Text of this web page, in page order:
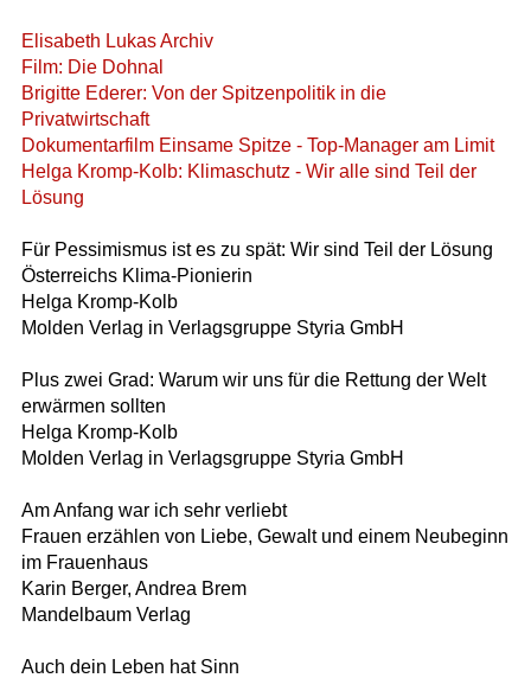
Elisabeth Lukas Archiv
Film: Die Dohnal
Brigitte Ederer: Von der Spitzenpolitik in die
Privatwirtschaft
Dokumentarfilm Einsame Spitze - Top-Manager am Limit
Helga Kromp-Kolb: Klimaschutz - Wir alle sind Teil der
Lösung
Für Pessimismus ist es zu spät: Wir sind Teil der Lösung
Österreichs Klima-Pionierin
Helga Kromp-Kolb
Molden Verlag in Verlagsgruppe Styria GmbH
Plus zwei Grad: Warum wir uns für die Rettung der Welt
erwärmen sollten
Helga Kromp-Kolb
Molden Verlag in Verlagsgruppe Styria GmbH
Am Anfang war ich sehr verliebt
Frauen erzählen von Liebe, Gewalt und einem Neubeginn
im Frauenhaus
Karin Berger, Andrea Brem
Mandelbaum Verlag
Auch dein Leben hat Sinn